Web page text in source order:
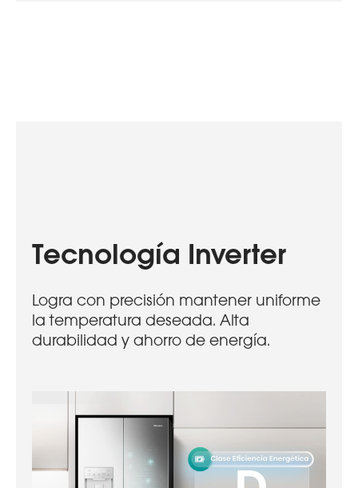
Tecnología Inverter
Logra con precisión mantener uniforme
la temperatura deseada. Alta
durabilidad y ahorro de energía.